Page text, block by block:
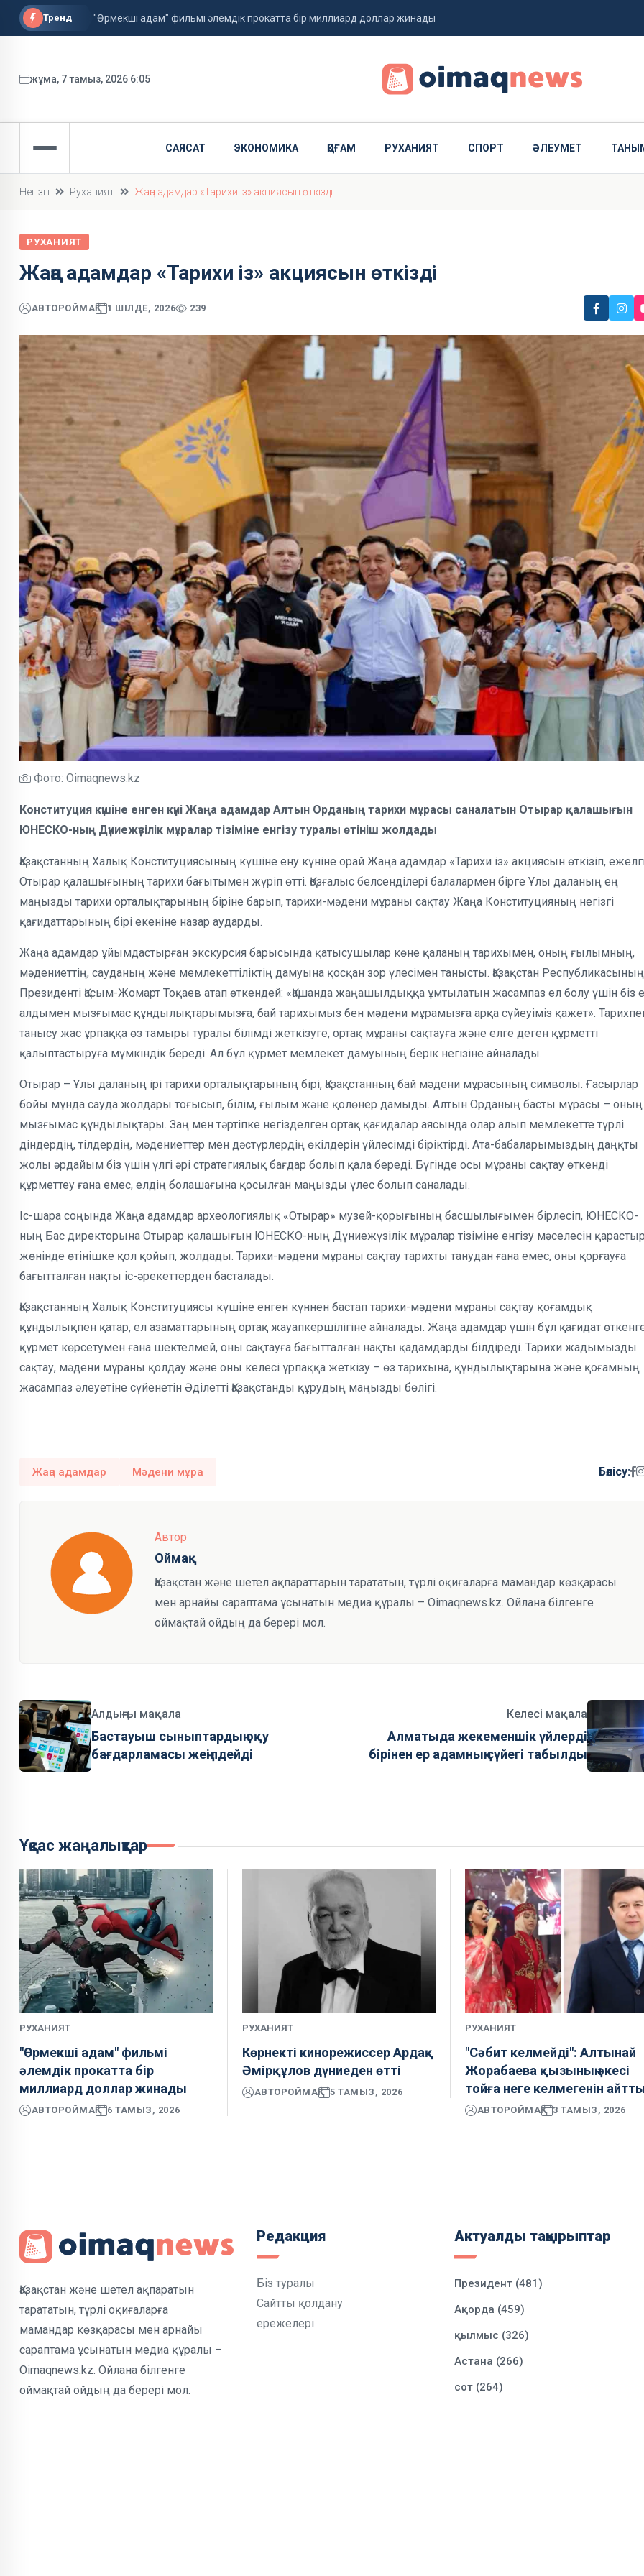
Тренд "Өрмекші адам" фильмі әлемдік прокатта бір миллиард доллар жинады
ФИФА басшысы қызметін сақтап қалды
жұма, 7 тамыз, 2026 6:05
САЯСАТ ЭКОНОМИКА ҚОҒАМ РУХАНИЯТ СПОРТ ӘЛЕУМЕТ
Негізгі Руханият Жаңа адамдар «Тарихи із» акциясын өткізді
РУХАНИЯТ
Жаңа адамдар «Тарихи із» акциясын өткізді
АВТОРОЙМАҚ 1 ШІЛДЕ, 2026 239
Фото: Oimaqnews.kz
Конституция күшіне енген күні Жаңа адамдар Алтын Орданың тарихи мұрасы саналатын Отырар қалашығын
ЮНЕСКО-ның Дүниежүзілік мұралар тізіміне енгізу туралы өтініш жолдады
Қазақстанның Халық Конституциясының күшіне ену күніне орай Жаңа адамдар «Тарихи із» акциясын өткізіп,
Отырар қалашығының тарихи бағытымен жүріп өтті. Қозғалыс белсенділері балалармен бірге Ұлы даланың ең
маңызды тарихи орталықтарының біріне барып, тарихи-мәдени мұраны сақтау Жаңа Конституцияның негізгі
қағидаттарының бірі екеніне назар аударды.
Жаңа адамдар ұйымдастырған экскурсия барысында қатысушылар көне қаланың тарихымен, оның ғылымның,
мәдениеттің, сауданың және мемлекеттіліктің дамуына қосқан зор үлесімен танысты. Қазақстан Республикасының
Президенті Қасым-Жомарт Тоқаев атап өткендей: «Қашанда жаңашылдыққа ұмтылатын жасампаз ел болу үшін біз
алдымен мызғымас құндылықтарымызға, бай тарихымыз бен мәдени мұрамызға арқа сүйеуіміз қажет».
танысу жас ұрпаққа өз тамыры туралы білімді жеткізуге, ортақ мұраны сақтауға және елге деген құрметті
қалыптастыруға мүмкіндік береді. Ал бұл құрмет мемлекет дамуының берік негізіне айналады.
Отырар – Ұлы даланың ірі тарихи орталықтарының бірі, Қазақстанның бай мәдени мұрасының символы. Ғасырлар
бойы мұнда сауда жолдары тоғысып, білім, ғылым және қолөнер дамыды. Алтын Орданың басты мұрасы – оның
мызғымас құндылықтары. Заң мен тәртіпке негізделген ортақ қағидалар аясында олар алып мемлекетте түрлі
діндердің, тілдердің, мәдениеттер мен дәстүрлердің өкілдерін үйлесімді біріктірді. Ата-бабаларымыздың даңқты
жолы әрдайым біз үшін үлгі әрі стратегиялық бағдар болып қала береді. Бүгінде осы мұраны сақтау өткенді
құрметтеу ғана емес, елдің болашағына қосылған маңызды үлес болып саналады.
Іс-шара соңында Жаңа адамдар археологиялық «Отырар» музей-қорығының басшылығымен бірлесіп, ЮНЕСКО-
ның Бас директорына Отырар қалашығын ЮНЕСКО-ның Дүниежүзілік мұралар тізіміне енгізу мәселесін
жөнінде өтінішке қол қойып, жолдады. Тарихи-мәдени мұраны сақтау тарихты танудан ғана емес, оны қорғауға
бағытталған нақты іс-әрекеттерден басталады.
Қазақстанның Халық Конституциясы күшіне енген күннен бастап тарихи-мәдени мұраны сақтау қоғамдық
құндылықпен қатар, ел азаматтарының ортақ жауапкершілігіне айналады. Жаңа адамдар үшін бұл қағидат
құрмет көрсетумен ғана шектелмей, оны сақтауға бағытталған нақты қадамдарды білдіреді. Тарихи жадымызды
сақтау, мәдени мұраны қолдау және оны келесі ұрпаққа жеткізу – өз тарихына, құндылықтарына және қоғамның
жасампаз әлеуетіне сүйенетін Әділетті Қазақстанды құрудың маңызды бөлігі.
Жаңа адамдар Мәдени мұра Бөлісу:
Автор
Оймақ
Қазақстан және шетел ақпараттарын тарататын, түрлі оқиғаларға мамандар көзқарасы
мен арнайы сараптама ұсынатын медиа құралы – Oimaqnews.kz. Ойлана білгенге
оймақтай ойдың да берері мол.
Алдыңғы мақала
Бастауыш сыныптардың оқу
бағдарламасы жеңілдейді
Келесі мақала
Алматыда жекеменшік үйлердің
бірінен ер адамның сүйегі табылды
Ұқсас жаңалықтар
РУХАНИЯТ
"Өрмекші адам" фильмі
әлемдік прокатта бір
миллиард доллар жинады
АВТОРОЙМАҚ 6 ТАМЫЗ, 2026
РУХАНИЯТ
Көрнекті кинорежиссер Ардақ
Әмірқұлов дүниеден өтті
АВТОРОЙМАҚ 5 ТАМЫЗ, 2026
РУХАНИЯТ
"Сәбит келмейді": Алтынай
Жорабаева қызының әкесі
тойға неге келмегенін
АВТОРОЙМАҚ 3 ТАМЫЗ, 2026
Қазақстан және шетел ақпаратын
тарататын, түрлі оқиғаларға
мамандар көзқарасы мен арнайы
сараптама ұсынатын медиа құралы –
Oimaqnews.kz. Ойлана білгенге
оймақтай ойдың да берері мол.
Редакция
Біз туралы
Сайтты қолдану
ережелері
Актуалды тақырыптар
Президент (481)
Ақорда (459)
қылмыс (326)
Астана (266)
сот (264)